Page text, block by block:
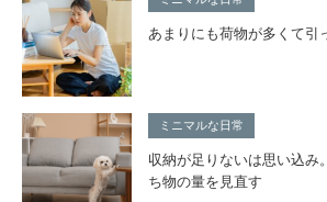
あまりにも荷物が多くて引
ミニマルな日常
収納が足りないは思い込み
ち物の量を見直す